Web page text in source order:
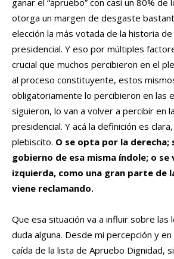
ganar el “apruebo” con casi un 80%
otorga un margen de desgaste
elección la más votada de la historia de
presidencial. Y eso por múltiples
crucial que muchos percibieron en el
al proceso constituyente, estos
obligatoriamente lo percibieron en las
siguieron, lo van a volver a percibir en
presidencial. Y acá la definición es
plebiscito. O se opta por la derecha;
gobierno de esa misma índole; o se
izquierda, como una gran parte de
viene reclamando.
Que esa situación va a influir sobre las
duda alguna. Desde mi percepción y
caída de la lista de Apruebo Dignidad,